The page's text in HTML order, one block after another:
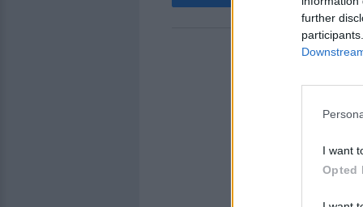
further
I want
Opted